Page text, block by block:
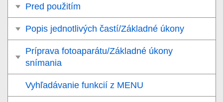
Pred použitím
Popis jednotlivých častí/Základné úkony
Príprava fotoaparátu/Základné úkony
snímania
Vyhľadávanie funkcií z MENU